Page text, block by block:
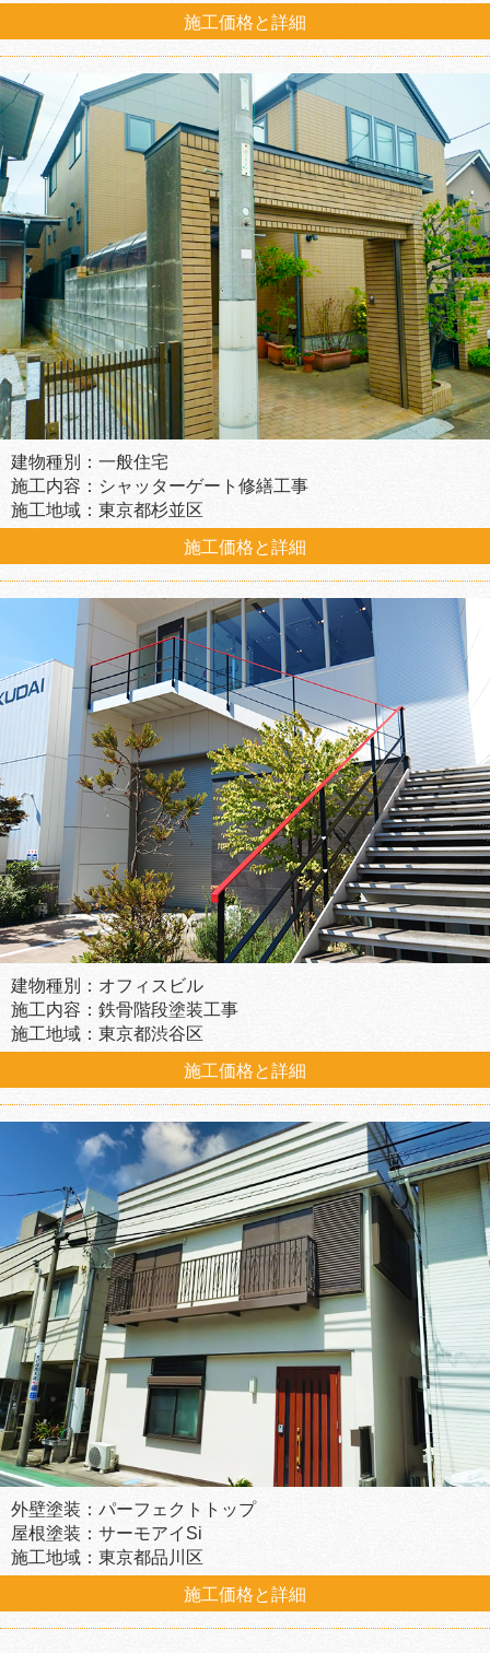
施工価格と詳細
建物種別：一般住宅
施工内容：シャッターゲート修繕工事
施工地域：東京都杉並区
施工価格と詳細
建物種別：オフィスビル
施工内容：鉄骨階段塗装工事
施工地域：東京都渋谷区
施工価格と詳細
外壁塗装：パーフェクトトップ
屋根塗装：サーモアイSi
施工地域：東京都品川区
施工価格と詳細